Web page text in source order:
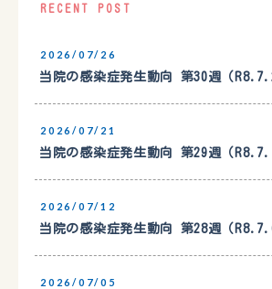
RECENT POST
2026/07/26
当院の感染症発生動向 第30週（
2026/07/21
当院の感染症発生動向 第29週（
2026/07/12
当院の感染症発生動向 第28週（
2026/07/05